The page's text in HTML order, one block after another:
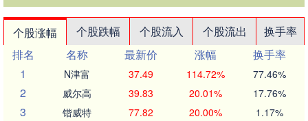
个股涨幅 个股跌幅 个股流入 个股流出
换手率
排名
名称 最新价 涨幅
换手率
1
N津富 37.49 114.72% 77.46%
2 威尔高 39.83 20.01% 17.76%
3 锴威特 77.82 20.00% 1.17%